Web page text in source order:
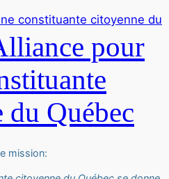
pour
du Québec
mission: